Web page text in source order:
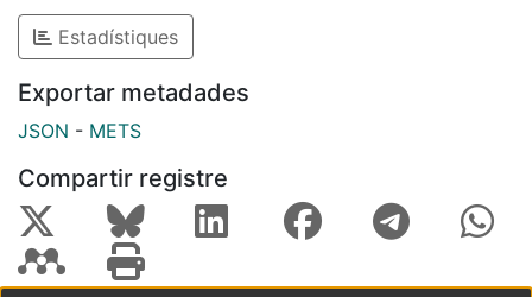
Estadístiques
Exportar metadades
JSON - METS
Compartir registre